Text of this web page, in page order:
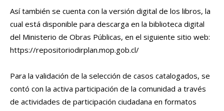
Así también se cuenta con la versión digital de los libros, la
cual está disponible para descarga en la biblioteca digital
del Ministerio de Obras Públicas, en el siguiente sitio web:
https://repositoriodirplan.mop.gob.cl/
Para la validación de la selección de casos catalogados, se
contó con la activa participación de la comunidad a través
de actividades de participación ciudadana en formatos